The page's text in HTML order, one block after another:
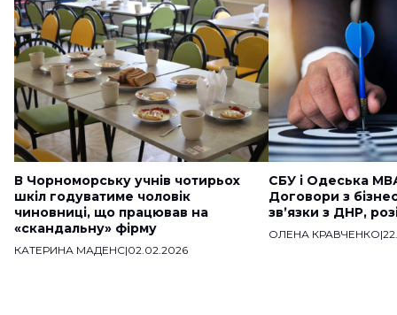
В Чорноморську учнів чотирьох
шкіл годуватиме чоловік
чиновниці, що працював на
«скандальну» фірму
КАТЕРИНА МАДЕНС|02.02.2026
СБУ і Одеська
Договори з
звʼязки з ДНР,
ОЛЕНА КРАВЧЕНКО|